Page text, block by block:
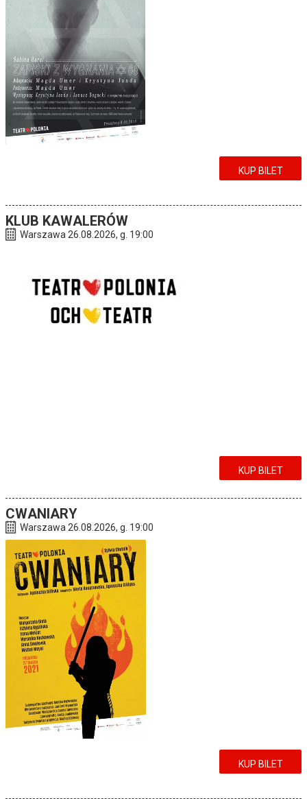
KUP BILET
KLUB KAWALERÓW
Warszawa 26.08.2026, g. 19:00
KUP BILET
CWANIARY
Warszawa 26.08.2026, g. 19:00
KUP BILET